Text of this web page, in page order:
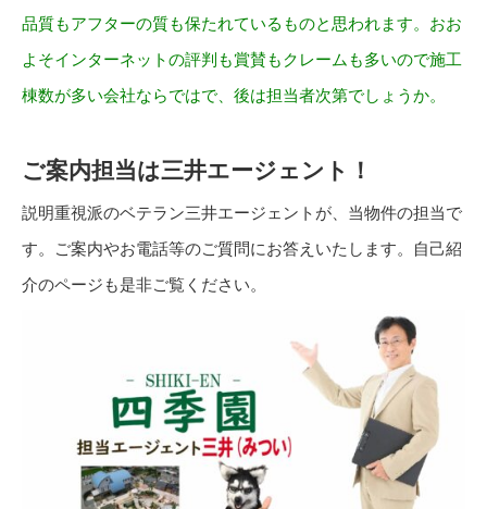
品質もアフターの質も保たれているものと思われます。おお
よそインターネットの評判も賞賛もクレームも多いので施工
棟数が多い会社ならではで、後は担当者次第でしょうか。
ご案内担当は三井エージェント！
説明重視派のベテラン三井エージェントが、当物件の担当で
す。ご案内やお電話等のご質問にお答えいたします。自己紹
介のページも是非ご覧ください。